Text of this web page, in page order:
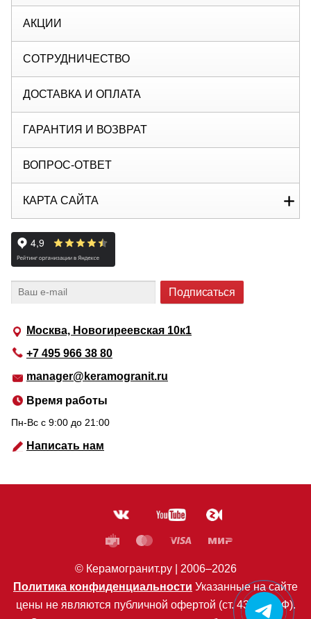
Москва, Новогиреевская 10к1
+7 495 966 38 80
manager@keramogranit.ru
Время работы
Пн-Вс c 9:00 до 21:00
Написать нам
АКЦИИ
СОТРУДНИЧЕСТВО
ДОСТАВКА И ОПЛАТА
ГАРАНТИЯ И ВОЗВРАТ
ВОПРОС-ОТВЕТ
КАРТА САЙТА
© Керамогранит.ру | 2006–2026
Политика конфиденциальности Указанные на сайте
цены не являются публичной офертой (ст. 435 ГК РФ).